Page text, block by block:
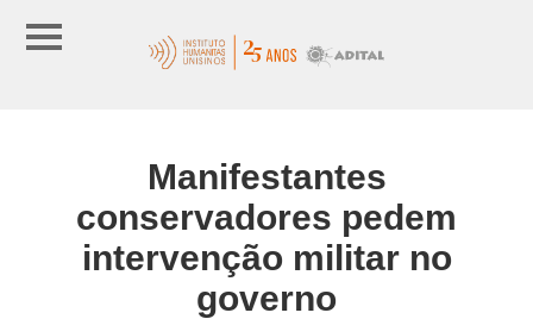
Manifestantes
conservadores pedem
intervenção militar no
governo